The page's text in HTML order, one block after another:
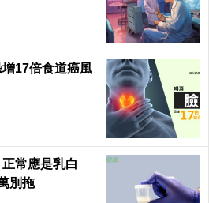
17倍食道癌風
常應是乳白
別拖